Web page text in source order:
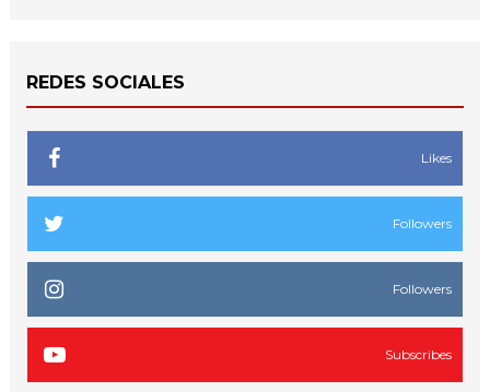
REDES SOCIALES
Likes
Followers
Followers
Subscribes